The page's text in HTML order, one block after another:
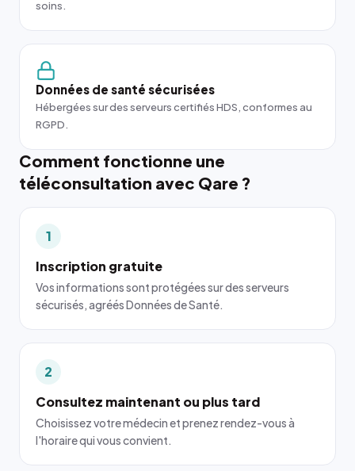
soins.
Données de santé sécurisées
Hébergées sur des serveurs certifiés HDS, conformes au
RGPD.
Comment fonctionne une
téléconsultation avec Qare ?
1
Inscription gratuite
Vos informations sont protégées sur des serveurs
sécurisés, agréés Données de Santé.
2
Consultez maintenant ou plus tard
Choisissez votre médecin et prenez rendez-vous à
l'horaire qui vous convient.